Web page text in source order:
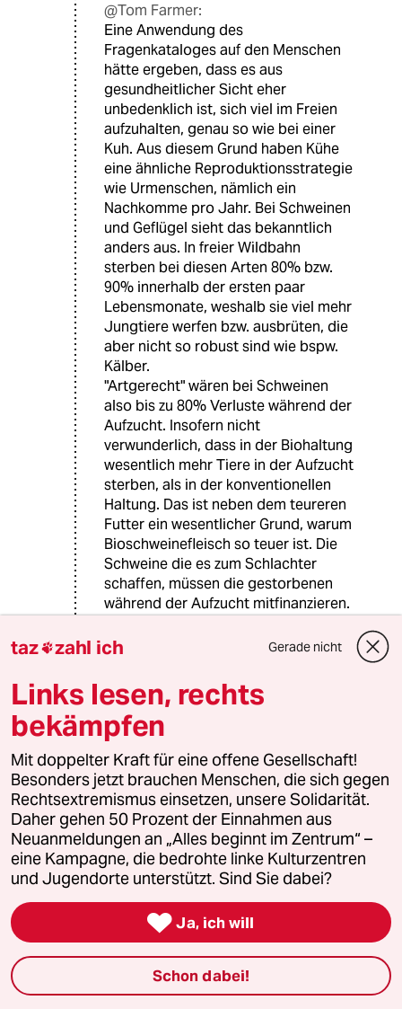
@Tom Farmer:
Eine Anwendung des
Fragenkataloges auf den Menschen
hätte ergeben, dass es aus
gesundheitlicher Sicht eher
unbedenklich ist, sich viel im Freien
aufzuhalten, genau so wie bei einer
Kuh. Aus diesem Grund haben Kühe
eine ähnliche Reproduktionsstrategie
wie Urmenschen, nämlich ein
Nachkomme pro Jahr. Bei Schweinen
und Geflügel sieht das bekanntlich
anders aus. In freier Wildbahn
sterben bei diesen Arten 80% bzw.
90% innerhalb der ersten paar
Lebensmonate, weshalb sie viel mehr
Jungtiere werfen bzw. ausbrüten, die
aber nicht so robust sind wie bspw.
Kälber.
"Artgerecht" wären bei Schweinen
also bis zu 80% Verluste während der
Aufzucht. Insofern nicht
verwunderlich, dass in der Biohaltung
wesentlich mehr Tiere in der Aufzucht
sterben, als in der konventionellen
Haltung. Das ist neben dem teureren
Futter ein wesentlicher Grund, warum
Bioschweinefleisch so teuer ist. Die
Schweine die es zum Schlachter
schaffen, müssen die gestorbenen
während der Aufzucht mitfinanzieren.
als bei den Konventionellen.
TF Tom Farmer
15.04.2016
@explicit:
Freie Wildbahn ist doch nicht
gleichzusetzen mit argerechter
Tierhaltung mit dem Ziel
Fleischproduktion.
Mir sind 80 % Ausfall bei artgrechter
Tierhaltung oder im Biobereich
unbekannt!
Bitte Quelle nennen!
Rita Dütsch
taz zahl ich Gerade nicht
Links lesen, rechts
bekämpfen
Mit doppelter Kraft für eine offene Gesellschaft!
Besonders jetzt brauchen Menschen, die sich gegen
Rechtsextremismus einsetzen, unsere Solidarität.
Daher gehen 50 Prozent der Einnahmen aus
Neuanmeldungen an „Alles beginnt im Zentrum“ –
eine Kampagne, die bedrohte linke Kulturzentren
und Jugendorte unterstützt. Sind Sie dabei?
 Ja, ich will
Schon dabei!